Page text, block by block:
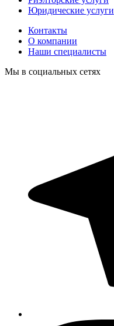
Юридические услуги
Контакты
О компании
Наши специалисты
Мы в социальных сетях